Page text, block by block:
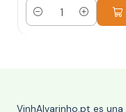
Cantidad
VinhAlvarinho.pt es